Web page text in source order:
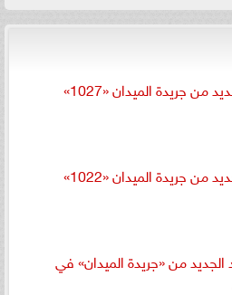
من جريدة الميدان «1027»
من جريدة الميدان «1022»
الجديد من «جريدة الميدان» في